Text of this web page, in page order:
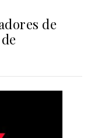
de